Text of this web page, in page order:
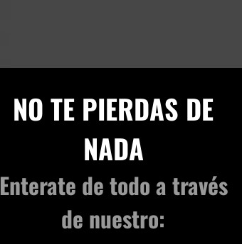
NO TE PIERDAS DE
NADA
Enterate de todoa través
de nuestro: